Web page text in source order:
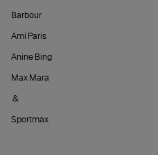
Barbour
Ami Paris
Anine Bing
Max Mara
&
Sportmax